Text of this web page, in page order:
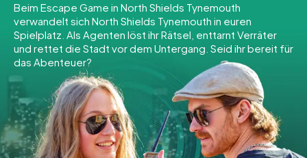
Teamevent
Tickets
INT AT CH
DE
ES
FR UK
IE
IT
NL
Beim Escape Game in North Shields Tynemouth
verwandelt sich North Shields Tynemouth in euren
Spielplatz. Als Agenten löst ihr Rätsel, enttarnt Verräter
und rettet die Stadt vor dem Untergang. Seid ihr bereit für
das Abenteuer?